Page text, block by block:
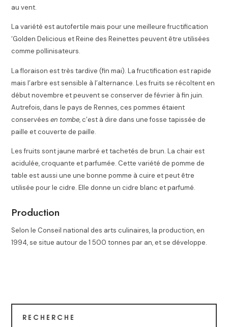
au vent.
La variété est autofertile mais pour une meilleure fructification
‘Golden Delicious et Reine des Reinettes peuvent être utilisées
comme pollinisateurs.
La floraison est très tardive (fin mai). La fructification est rapide
mais l’arbre est sensible à l’alternance. Les fruits se récoltent en
début novembre et peuvent se conserver de février à fin juin.
Autrefois, dans le pays de Rennes, ces pommes étaient
conservéesen tombe, c’est à dire dans une fosse tapissée de
paille et couverte de paille.
Les fruits sont jaune marbré et tachetés de brun. La chair est
acidulée, croquante et parfumée. Cette variété de pomme de
table est aussi une une bonne pomme à cuire et peut être
utilisée pour le cidre. Elle donne un cidre blanc et parfumé.
Production
Selon le Conseil national des arts culinaires, la production, en
1994, se situe autour de 1 500 tonnes par an, et se développe.
RECHERCHE